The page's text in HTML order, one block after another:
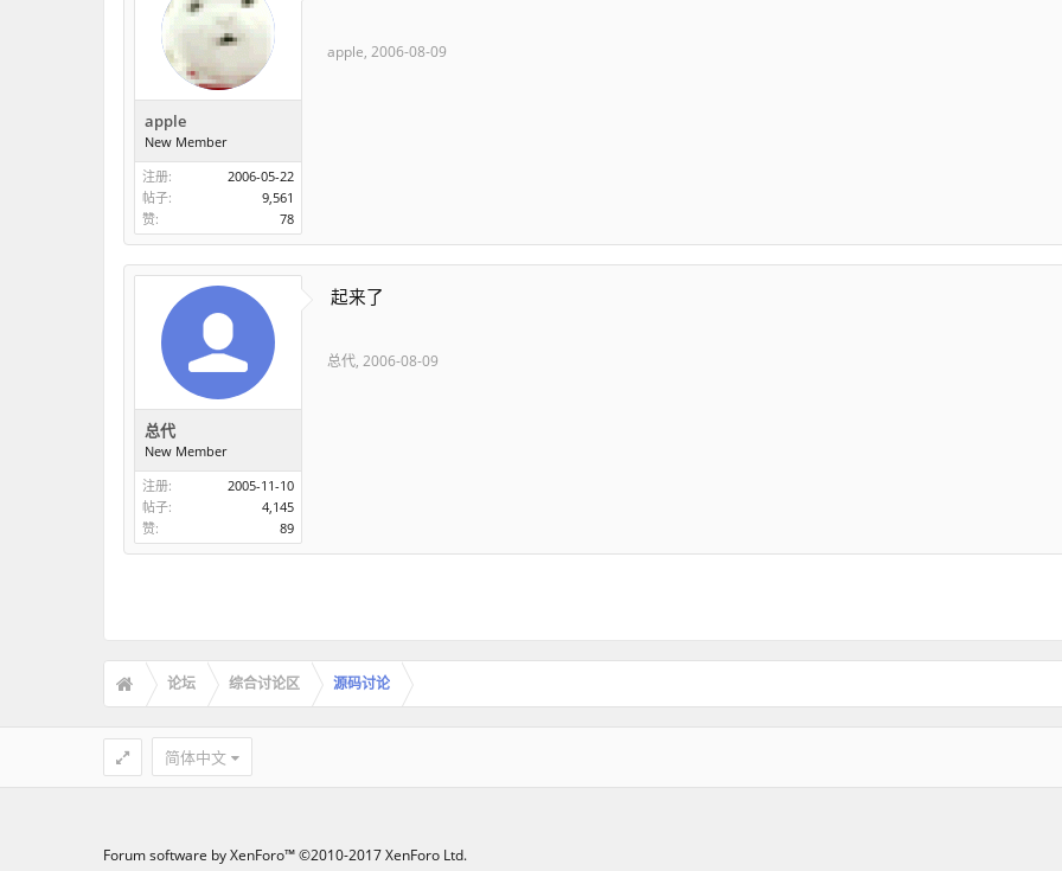
apple
New Member
注册:
2006-05-22
帖子:
9,561
赞:
78
apple, 2006-08-09
总代
New Member
注册:
2005-11-10
帖子:
4,145
赞:
89
起来了
总代, 2006-08-09
论坛 综合讨论区 源码讨论
简体中文
Forum software by XenForo™©2010-2017 XenForo Ltd.